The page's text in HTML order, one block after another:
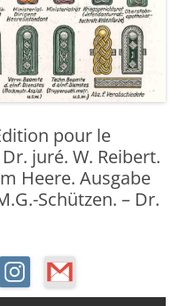
pour le
juré. W. Reibert.
Heere. Ausgabe
Schützen. – Dr.